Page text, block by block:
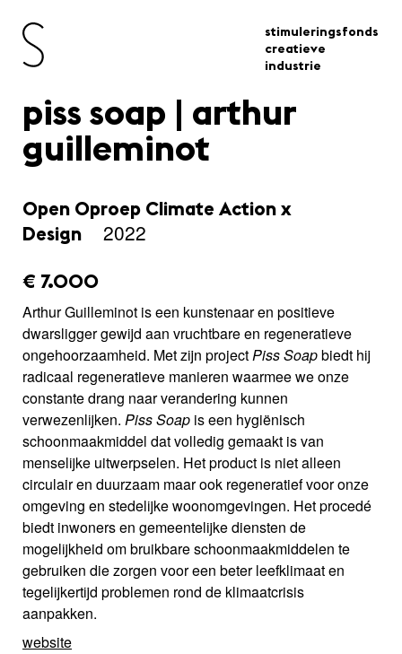
stimuleringsfonds
creatieve
industrie
piss soap | arthur
guilleminot
Open Oproep Climate Action x
Design
2022
amount_issued:
€ 7.000
Arthur Guilleminot is een kunstenaar en positieve
dwarsligger gewijd aan vruchtbare en regeneratieve
ongehoorzaamheid. Met zijn projectPiss Soapbiedt hij
radicaal regeneratieve manieren waarmee we onze
constante drang naar verandering kunnen
verwezenlijken. Piss Soap is een hygiënisch
schoonmaakmiddel dat volledig gemaakt is van
menselijke uitwerpselen. Het product is niet alleen
circulair en duurzaam maar ook regeneratief voor onze
omgeving en stedelijke woonomgevingen. Het procedé
biedt inwoners en gemeentelijke diensten de
mogelijkheid om bruikbare schoonmaakmiddelen te
gebruiken die zorgen voor een beter leefklimaat en
tegelijkertijd problemen rond de klimaatcrisis
aanpakken.
website